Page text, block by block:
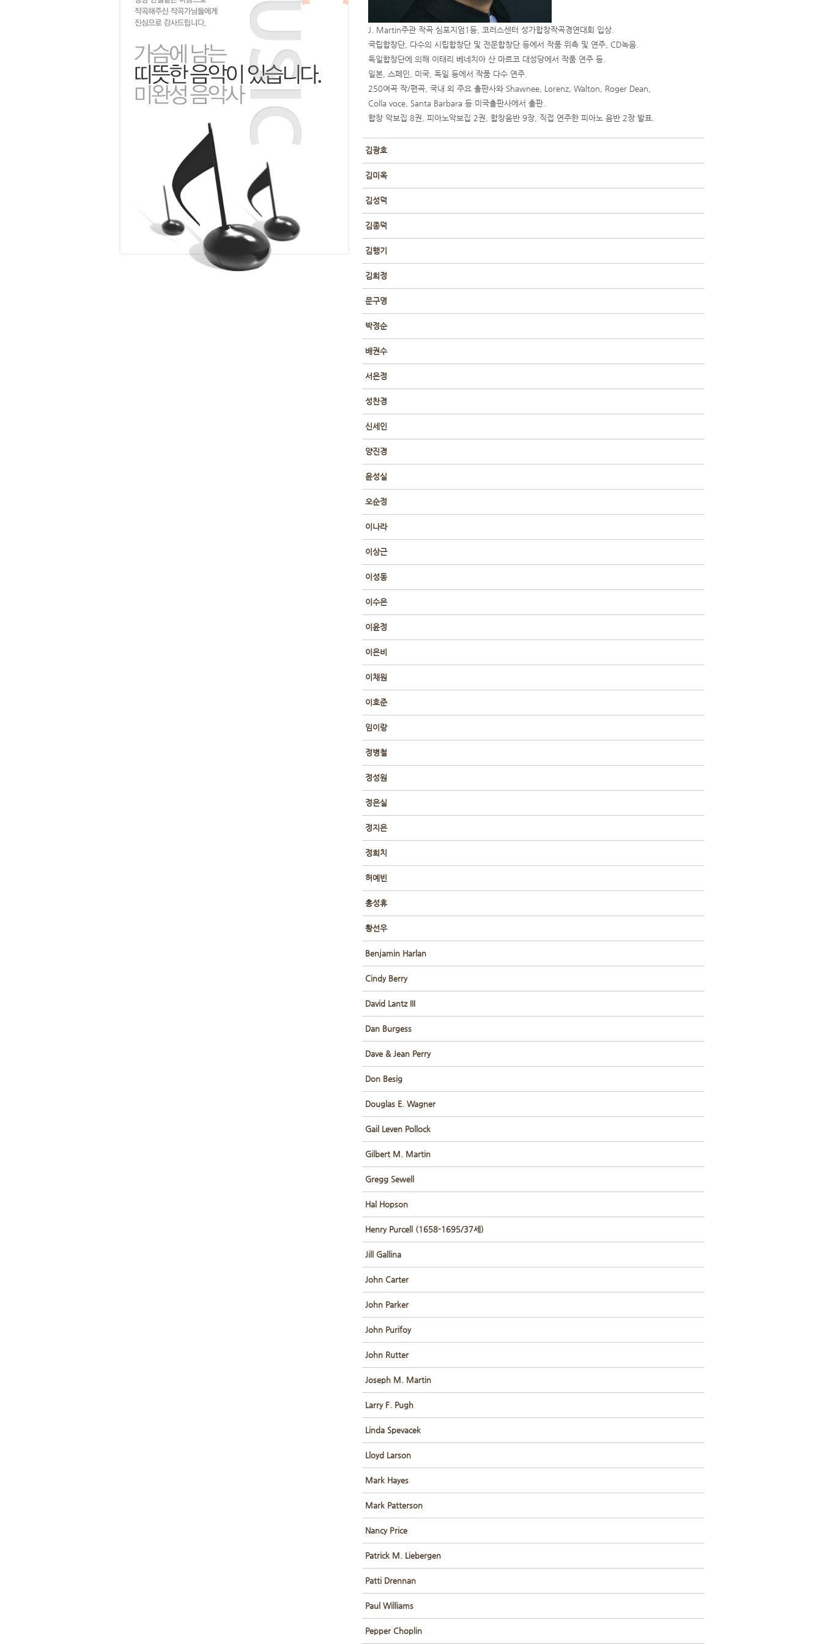
J. Martin주관 작곡 심포지엄1등, 코러스센터 성가합창작곡경연대회 입상.
국립합창단, 다수의 시립합창단 및 전문합창단 등에서 작품 위촉 및 연주, CD녹음.
독일합창단에 의해 이태리 베네치아 산 마르코 대성당에서 작품 연주 등.
일본, 스페인, 미국, 독일 등에서 작품 다수 연주.
250여곡 작/편곡, 국내 외 주요 출판사와 Shawnee, Lorenz, Walton, Roger Dean,
Colla voce, Santa Barbara 등 미국출판사에서 출판.
합창 악보집 8권, 피아노악보집 2권, 합창음반 9장, 직접 연주한 피아노 음반 2장 발표.
김광호
김미옥
김성덕
김종덕
김행기
김희정
문구영
박정순
배권수
서은정
성찬경
신세인
양진경
윤성실
오순정
이나라
이상근
이성동
이수은
이윤정
이은비
이채원
이호준
임이랑
정병철
정성원
정은실
정지은
정희치
허예빈
홍성휴
황선우
Benjamin Harlan
Cindy Berry
David Lantz III
Dan Burgess
Dave & Jean Perry
Don Besig
Douglas E. Wagner
Gail Leven Pollock
Gilbert M. Martin
Gregg Sewell
Hal Hopson
Henry Purcell (1658-1695/37세)
Jill Gallina
John Carter
John Parker
John Purifoy
John Rutter
Joseph M. Martin
Larry F. Pugh
Linda Spevacek
Lloyd Larson
Mark Hayes
Mark Patterson
Nancy Price
Patrick M. Liebergen
Patti Drennan
Paul Williams
Pepper Choplin